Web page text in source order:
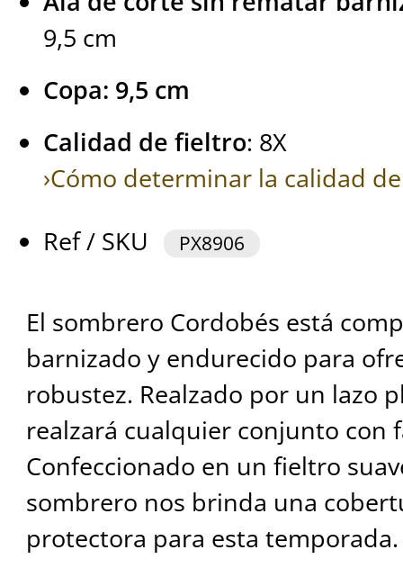
9,5 cm
Copa: 9,5 cm
Calidad de fieltro: 8X
›Cómo determinar la calidad
Ref / SKU
PX8906
El sombrero Cordobés está
barnizado y endurecido para
robustez. Realzado por un lazo
realzará cualquier conjunto con
Confeccionado en un fieltro
sombrero nos brinda una
protectora para esta temporada.